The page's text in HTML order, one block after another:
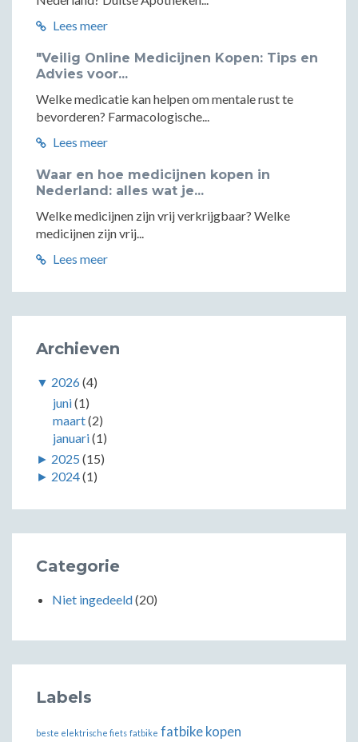
Lees meer
"Veilig Online Medicijnen Kopen: Tips en
Advies voor...
Welke medicatie kan helpen om mentale rust te
bevorderen? Farmacologische...
Lees meer
Waar en hoe medicijnen kopen in
Nederland: alles wat je...
Welke medicijnen zijn vrij verkrijgbaar? Welke
medicijnen zijn vrij...
Lees meer
Archieven
▼ 2026(4)
juni(1)
maart(2)
januari(1)
► 2025 (15)
► 2024(1)
Categorie
Niet ingedeeld(20)
Labels
beste elektrische fiets fatbike fatbike kopen